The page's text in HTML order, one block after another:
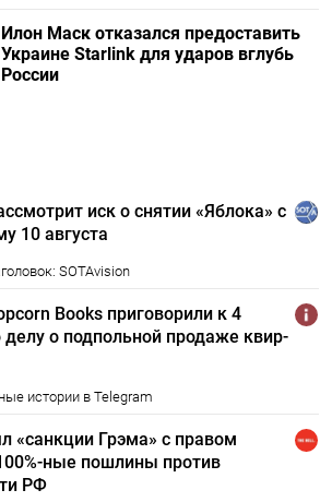
Илон Маск отказался предоставить
Украине Starlink для ударов вглубь
России